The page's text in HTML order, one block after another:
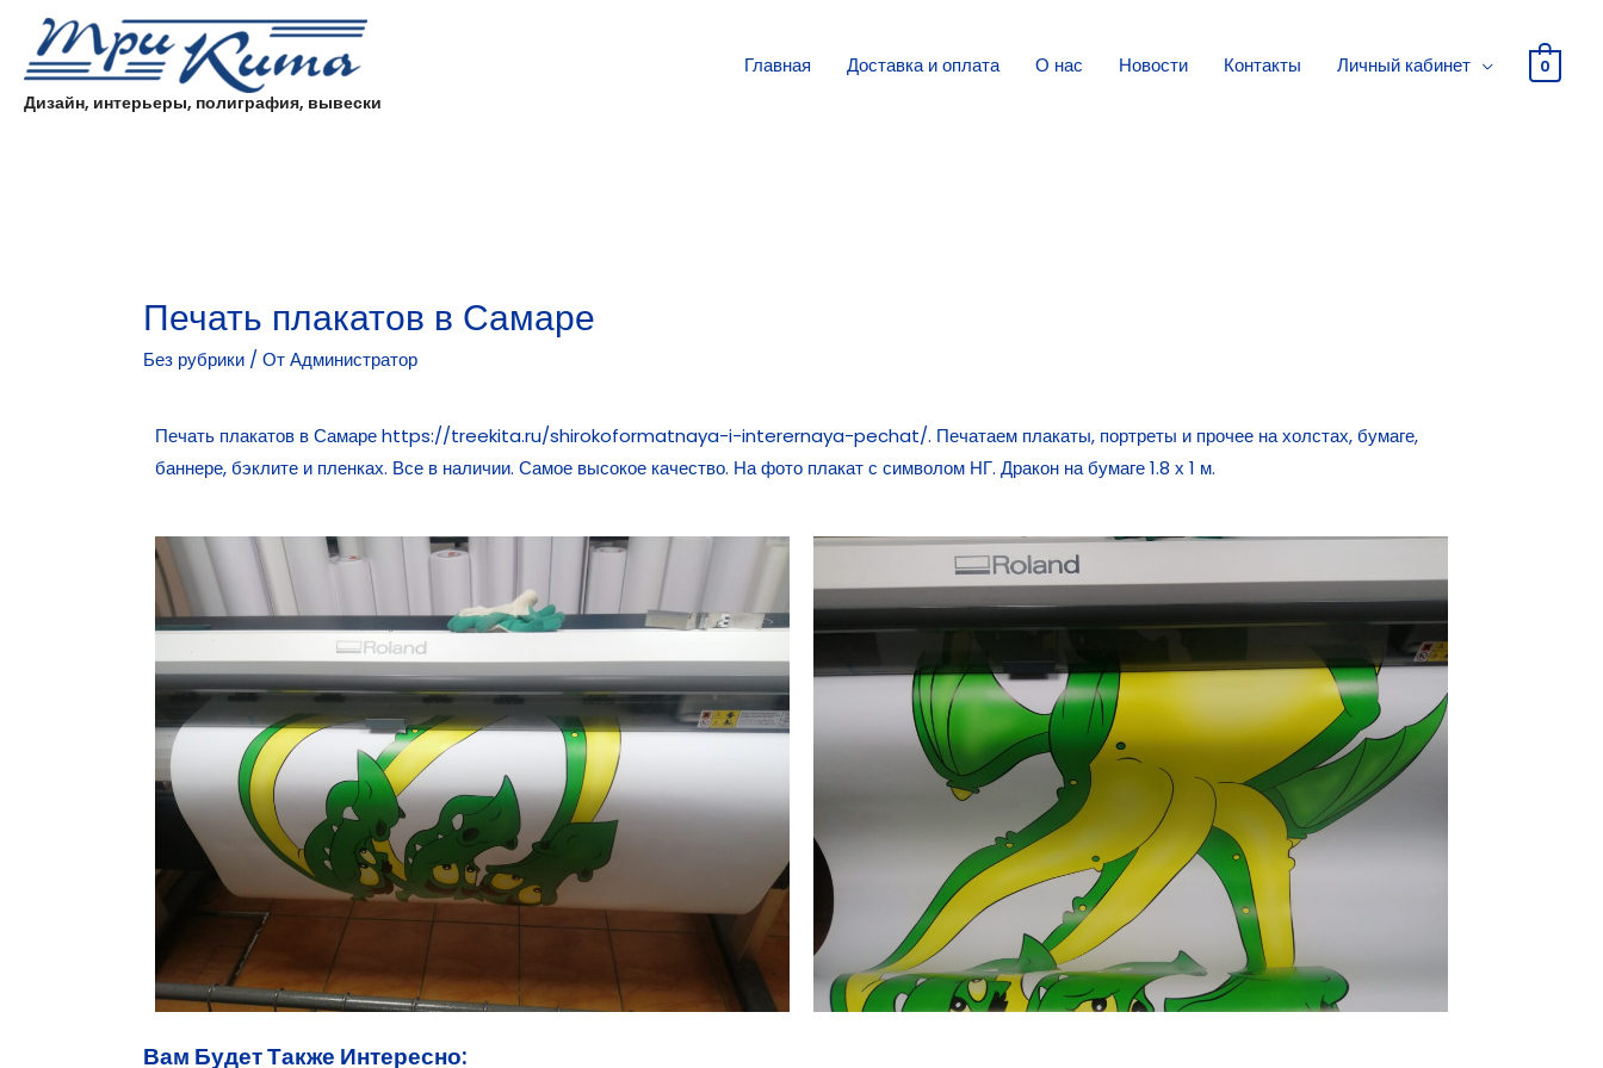
Дизайн, интерьеры, полиграфия, вывески
Главная Доставка и оплата О нас Новости Контакты Личный кабинет 0
Печать плакатов в Самаре
Без рубрики / ОтАдминистратор
Печать плакатов в Самареhttps://treekita.ru/shirokoformatnaya-i-interernaya-pechat/. Печатаем плакаты, портреты и прочее на холстах, бумаге,
баннере, бэклите и пленках. Все в наличии. Самое высокое качество. На фото плакат с символом НГ. Дракон на бумаге 1.8 х 1 м.
Вам Будет Также Интересно: